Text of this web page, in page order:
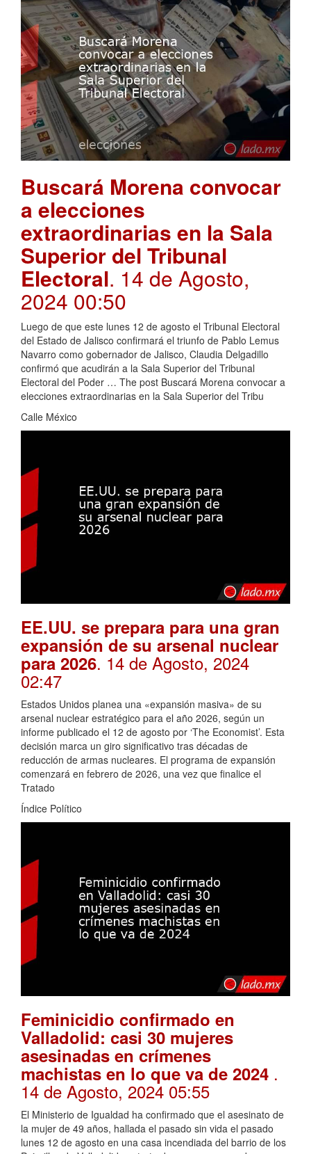
Buscará Morena convocar
a elecciones
extraordinarias en la Sala
Superior del Tribunal
Electoral. 14 de Agosto,
2024 00:50
Luego de que este lunes 12 de agosto el Tribunal Electoral
del Estado de Jalisco confirmará el triunfo de Pablo Lemus
Navarro como gobernador de Jalisco, Claudia Delgadillo
confirmó que acudirán a la Sala Superior del Tribunal
Electoral del Poder … The post Buscará Morena convocar a
elecciones extraordinarias en la Sala Superior del Tribu
Calle México
EE.UU. se prepara para una gran
expansión de su arsenal nuclear
para 2026. 14 de Agosto, 2024
02:47
Estados Unidos planea una «expansión masiva» de su
arsenal nuclear estratégico para el año 2026, según un
informe publicado el 12 de agosto por ‘The Economist’. Esta
decisión marca un giro significativo tras décadas de
reducción de armas nucleares. El programa de expansión
comenzará en febrero de 2026, una vez que finalice el
Tratado
Índice Político
Feminicidio confirmado en
Valladolid: casi 30 mujeres
asesinadas en crímenes
machistas en lo que va de 2024 .
14 de Agosto, 2024 05:55
El Ministerio de Igualdad ha confirmado que el asesinato de
la mujer de 49 años, hallada el pasado sin vida el pasado
lunes 12 de agosto en una casa incendiada del barrio de los